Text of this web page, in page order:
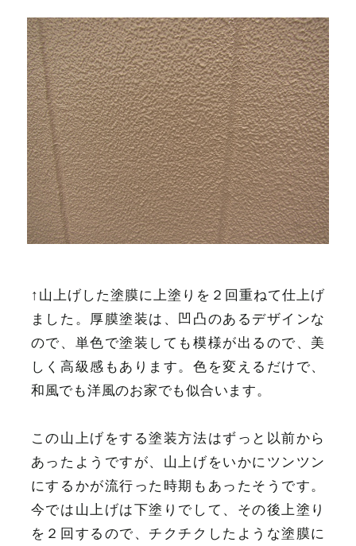
↑山上げした塗膜に上塗りを２回重ねて仕上げ
ました。厚膜塗装は、凹凸のあるデザインな
ので、単色で塗装しても模様が出るので、美
しく高級感もあります。色を変えるだけで、
和風でも洋風のお家でも似合います。
この山上げをする塗装方法はずっと以前から
あったようですが、山上げをいかにツンツン
にするかが流行った時期もあったそうです。
今では山上げは下塗りでして、その後上塗り
を２回するので、チクチクしたような塗膜に